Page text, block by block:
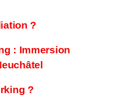
?
: Immersion
?